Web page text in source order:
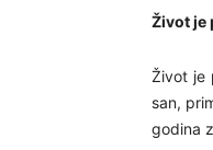
Život je
Život je
san,
godina